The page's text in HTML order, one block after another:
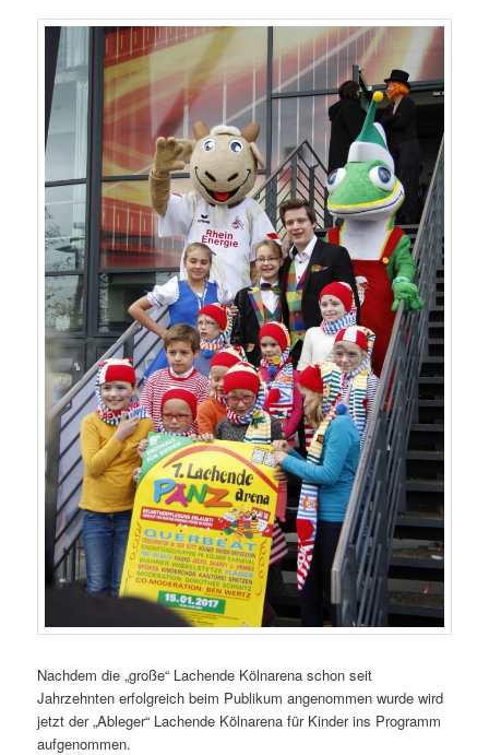
Nachdem die „große“ Lachende Kölnarena schon seit
Jahrzehnten erfolgreich beim Publikum angenommen wurde wird
jetzt der „Ableger“ Lachende Kölnarena für Kinder ins Programm
aufgenommen.